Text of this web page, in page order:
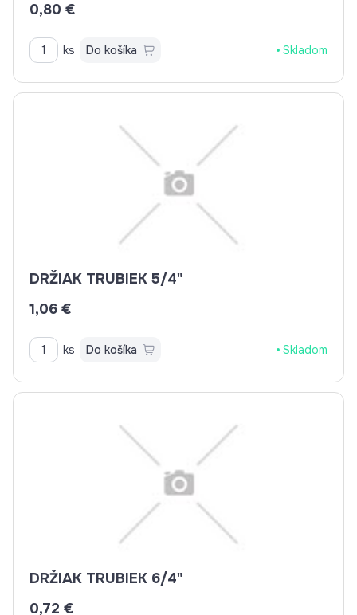
0,80 €
ks Do košíka Skladom
DRŽIAK TRUBIEK 5/4"
1,06 €
ks Do košíka Skladom
DRŽIAK TRUBIEK 6/4"
0,72 €